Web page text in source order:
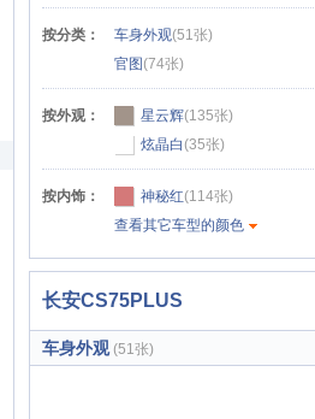
按分类： 车身外观(51张)
官图(74张)
按外观： 星云辉(135张)
炫晶白(35张)
按内饰： 神秘红(114张)
查看其它车型的颜色
长安CS75PLUS
车身外观(51张)